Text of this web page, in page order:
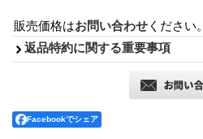
販売価格はお問い合わせ ください。
返品特約に関する重要事項
Facebookでシェア